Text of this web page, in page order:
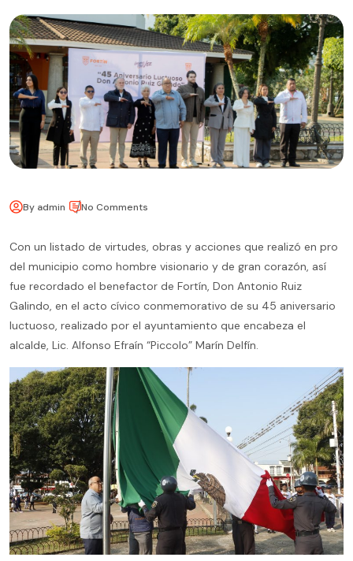
By admin No Comments
Con un listado de virtudes, obras y acciones que realizó en pro
del municipio como hombre visionario y de gran corazón, así
fue recordado el benefactor de Fortín, Don Antonio Ruiz
Galindo, en el acto cívico conmemorativo de su 45 aniversario
luctuoso, realizado por el ayuntamiento que encabeza el
alcalde, Lic. Alfonso Efraín “Piccolo” Marín Delfín.